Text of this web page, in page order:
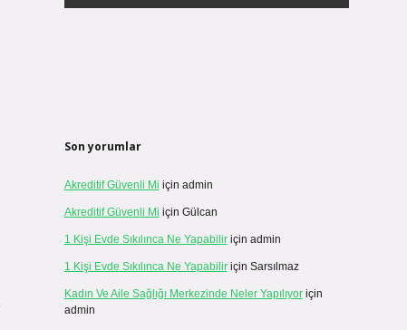
Son yorumlar
Akreditif Güvenli Mi için admin
Akreditif Güvenli Mi için Gülcan
1 Kişi Evde Sıkılınca Ne Yapabiliriçin admin
1 Kişi Evde Sıkılınca Ne Yapabiliriçin Sarsılmaz
Kadın Ve Aile Sağlığı Merkezinde Neler Yapılıyoriçin
admin